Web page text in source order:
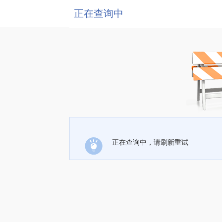
正在查询中
正在查询中，请刷新重试